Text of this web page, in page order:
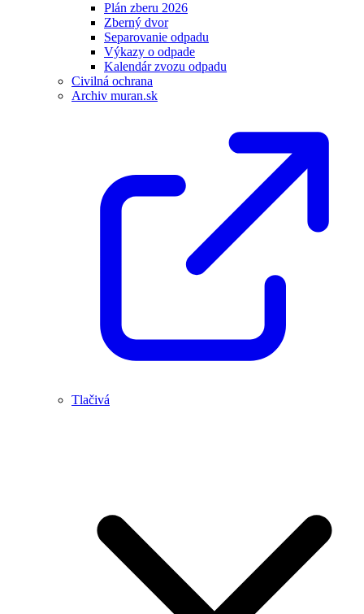
Plán zberu 2026
Zberný dvor
Separovanie odpadu
Výkazy o odpade
Kalendár zvozu odpadu
Civilná ochrana
Archiv muran.sk
Tlačivá